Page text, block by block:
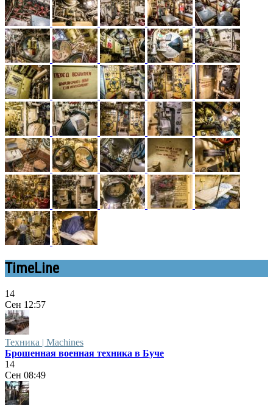
TimeLine
14
Сен 12:57
Техника | Machines
Брошенная военная техника в Буче
14
Сен 08:49